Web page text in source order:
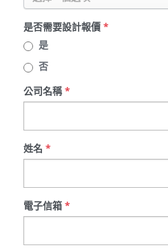
是否需要設計報價*
是
否
公司名稱*
姓名 *
電子信箱*